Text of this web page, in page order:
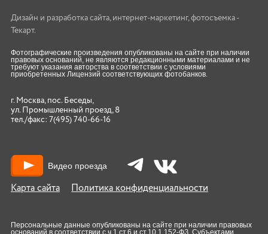
Дизайн и разработка сайта, интернет-маркетинг,фотосъемка -
Текарт.
Фотографические произведения опубликованы на сайте при наличии
правовых оснований, не являются редакционными материалами и не
требуют указания авторства в соответствии с условиями
приобретенных Лицензий соответствующих фотобанков.
г. Москва, пос. Беседы,
ул. Промышленный проезд, 8
тел./факс: 7(495) 740-66-16
Карта сайта Политика конфиденциальности
Видео проезда
Персональные данные опубликованы на сайте при наличии правовых
оснований в соответствии с ч.1 ст.6 и ст.10.1 152-ФЗ. Субъектами